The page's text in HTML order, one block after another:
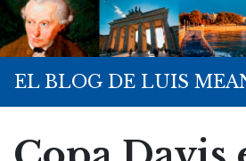
EL BLOG DE LUIS